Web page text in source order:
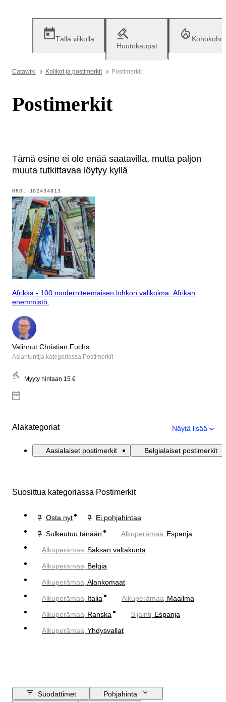
Tällä viikolla
Huutokaupat
Catawiki Kolikot ja postimerkit Postimerkit
Postimerkit
Tämä esine ei ole enää saatavilla, mutta paljon
muuta tutkittavaa löytyy kyllä
NRO. 102434813
Afrikka - 100 moderniteemaisen lohkon valikoima. Afrikan
enemmistö.
Valinnut Christian Fuchs
Asiantuntija kategoriassa Postimerkit
Myyty hintaan 15 €
Alakategoriat Näytä lisää
Aasialaiset postimerkit Belgialaiset postimerkit
Suosittua kategoriassa Postimerkit
Osta nyt
Ei pohjahintaa
Sulkeutuu tänään
Alkuperämaa Espanja
Alkuperämaa Saksan valtakunta
Alkuperämaa Belgia
Alkuperämaa Alankomaat
Alkuperämaa Italia Alkuperämaa Maailma
Alkuperämaa Ranska Sijainti Espanja
Alkuperämaa Yhdysvallat
Suodattimet
Pohjahinta